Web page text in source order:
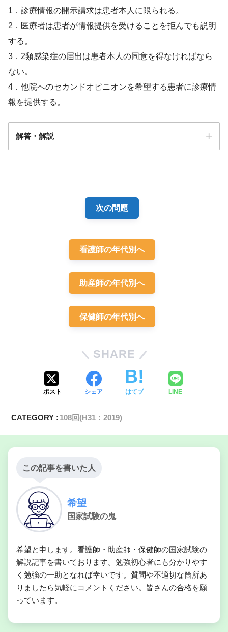
1．診療情報の開示請求は患者本人に限られる。
2．医療者は患者が情報提供を受けることを拒んでも説明
する。
3．2類感染症の届出は患者本人の同意を得なければなら
ない。
4．他院へのセカンドオピニオンを希望する患者に診療情
報を提供する。
解答・解説
次の問題
看護師の年代別へ
助産師の年代別へ
保健師の年代別へ
SHARE
ポスト シェア はてブ LINE
CATEGORY : 108回(H31：2019)
この記事を書いた人
希望
国家試験の鬼
希望と申します。看護師・助産師・保健師の国家試験の
解説記事を書いております。勉強初心者にも分かりやす
く勉強の一助となれば幸いです。質問や不適切な箇所あ
りましたら気軽にコメントください。皆さんの合格を願
っています。